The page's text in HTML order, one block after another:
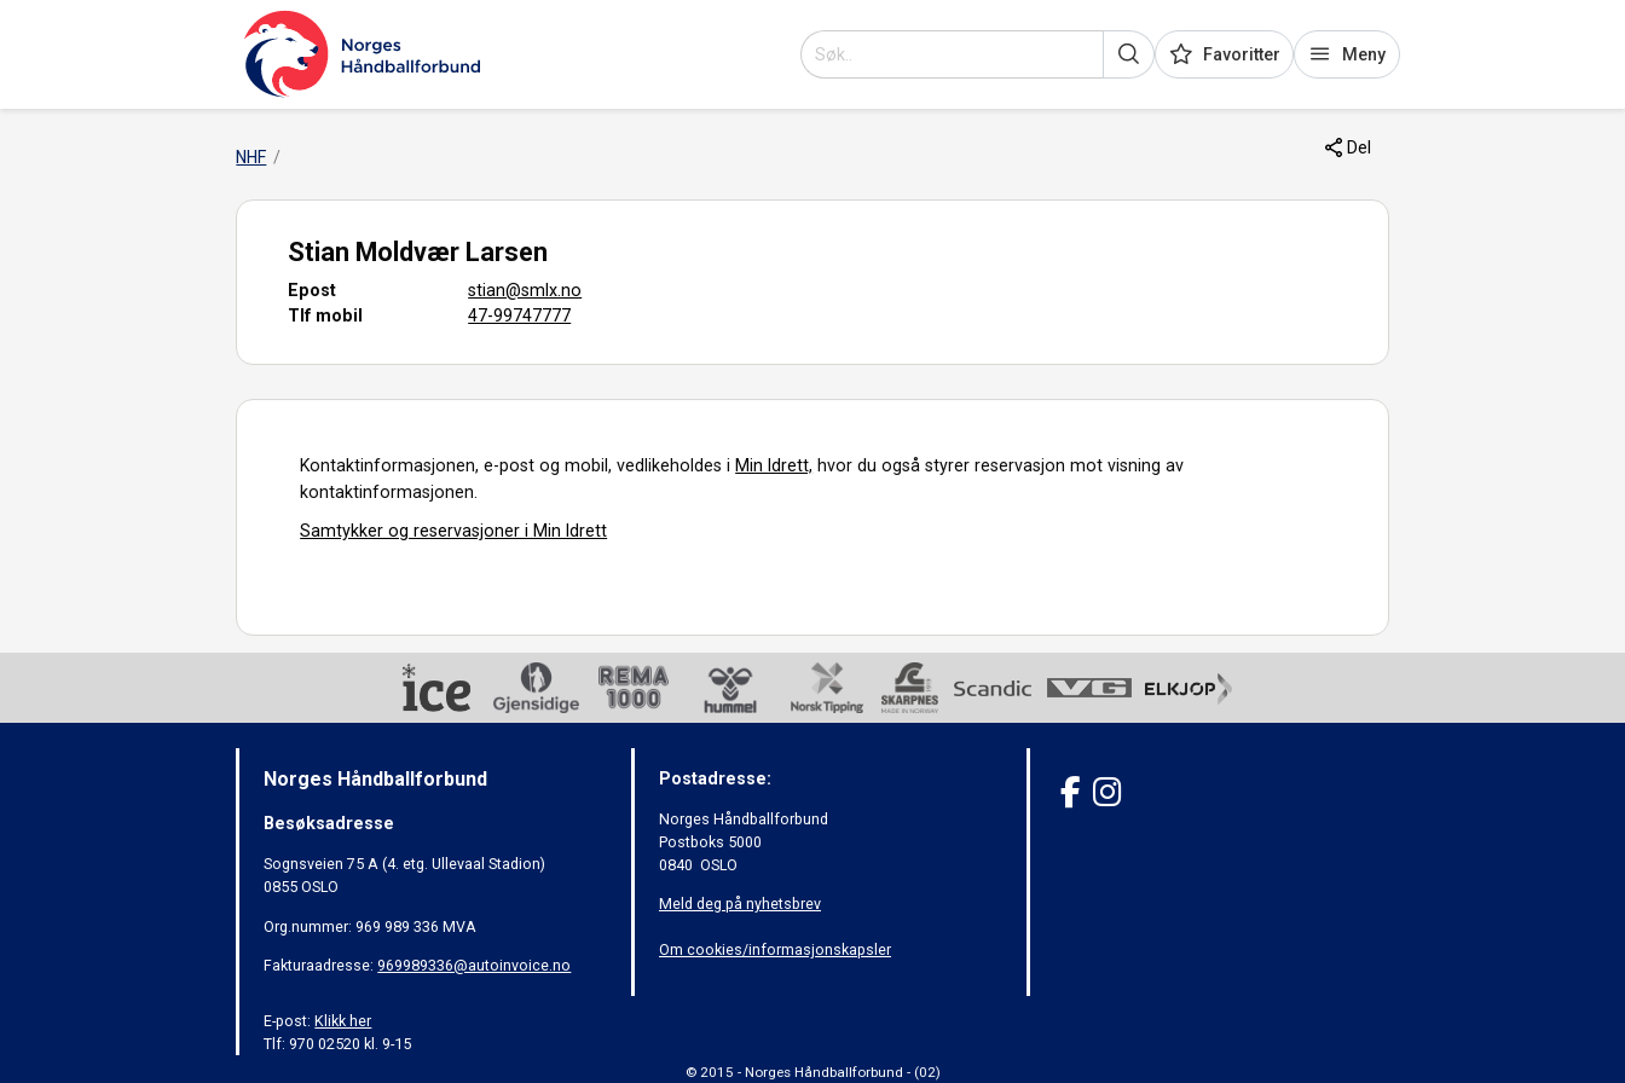
Favoritter Meny
NHF Del
Stian Moldvær Larsen
Epost
stian@smlx.no
Tlf mobil
47-99747777
Kontaktinformasjonen, e-post og mobil, vedlikeholdes i Min Idrett, hvor du også styrer reservasjon mot visning av
kontaktinformasjonen.
Samtykker og reservasjoner i Min Idrett
Norges Håndballforbund
Besøksadresse
Sognsveien 75 A (4. etg. Ullevaal Stadion)
0855 OSLO
Org.nummer: 969 989 336 MVA
Fakturaadresse:969989336@autoinvoice.no
E-post:Klikk her
Tlf: 970 02520 kl. 9-15
Postadresse:
Norges Håndballforbund
Postboks 5000
0840 OSLO
Meld deg på nyhetsbrev
Om cookies/informasjonskapsler
© 2015 - Norges Håndballforbund - (02)